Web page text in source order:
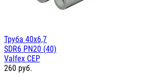
Труба 40х6,7
SDR6 PN20 (40)
Valfex СЕР
260 руб.